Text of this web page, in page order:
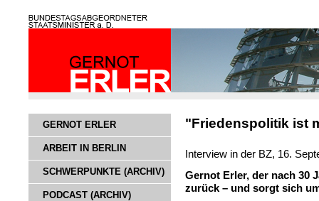
GERNOT ERLER
ARBEIT IN BERLIN
SCHWERPUNKTE (ARCHIV)
PODCAST (ARCHIV)
"Friedenspolitik ist
Interview in der BZ, 16.
Gernot Erler, der nach 30
zurück – und sorgt sich